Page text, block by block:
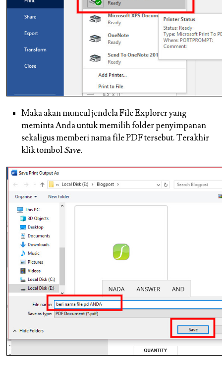
Maka akan muncul jendela File Explorer yang
meminta Anda untuk memilih folder penyimpanan
sekaligus memberi nama file PDF tersebut. Terakhir
klik tombolSave.